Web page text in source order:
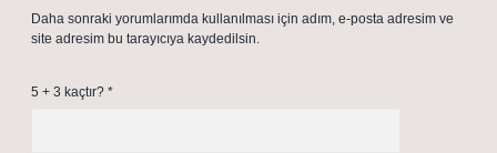
Daha sonraki yorumlarımda kullanılması için adım, e-posta adresim ve
site adresim bu tarayıcıya kaydedilsin.
5 + 3 kaçtır? *